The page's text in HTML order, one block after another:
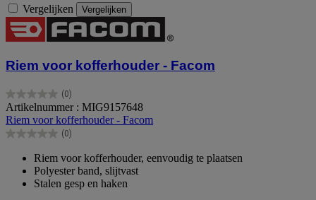
Vergelijken Vergelijken
Riem voor kofferhouder - Facom
(0)
0.0
van
de
5
Artikelnummer : MIG9157648
Riem voor kofferhouder - Facom
(0)
0.0
sterren.
Riem voor kofferhouder, eenvoudig te plaatsen
Polyester band, slijtvast
Stalen gesp en haken